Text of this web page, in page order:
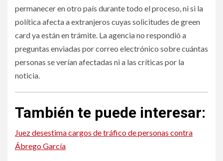
permanecer en otro país durante todo el proceso, ni si la
política afecta a extranjeros cuyas solicitudes de green
card ya están en trámite. La agencia no respondió a
preguntas enviadas por correo electrónico sobre cuántas
personas se verían afectadas ni a las críticas por la
noticia.
También te puede interesar:
Juez desestima cargos de tráfico de personas contra
Ábrego García